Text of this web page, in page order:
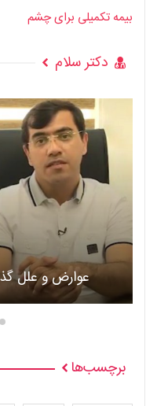
بیمه تکمیلی برای چشم
دکتر سلام
عوارض و علل
برچسب‌ها